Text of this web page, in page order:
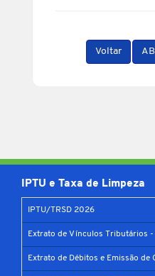
Voltar
IPTU e Taxa de Limpeza
IPTU/TRSD 2026
Extrato de Vínculos Tributários -
Extrato de Débitos e Emissão de